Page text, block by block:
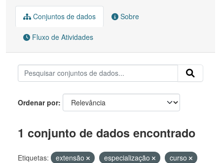
Conjuntos de dados Sobre
Fluxo de Atividades
Ordenar por
1 conjunto de dados encontrado
Etiquetas: extensão especialização
curso